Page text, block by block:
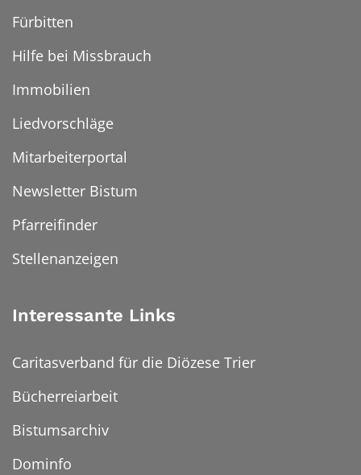
Fürbitten
Hilfe bei Missbrauch
Immobilien
Liedvorschläge
Mitarbeiterportal
Newsletter Bistum
Pfarreifinder
Stellenanzeigen
Interessante Links
Caritasverband für die Diözese Trier
Bücherreiarbeit
Bistumsarchiv
Dominfo